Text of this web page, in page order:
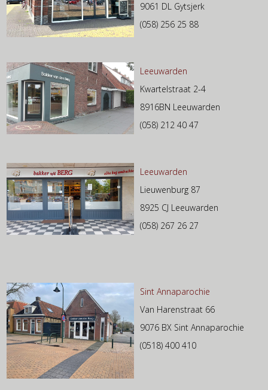
9061 DL Gytsjerk
(058) 256 25 88
Leeuwarden
Kwartelstraat 2-4
8916BN Leeuwarden
(058) 212 40 47
Leeuwarden
Lieuwenburg 87
8925 CJ Leeuwarden
(058) 267 26 27
Sint Annaparochie
Van Harenstraat 66
9076 BX Sint Annaparochie
(0518) 400 410